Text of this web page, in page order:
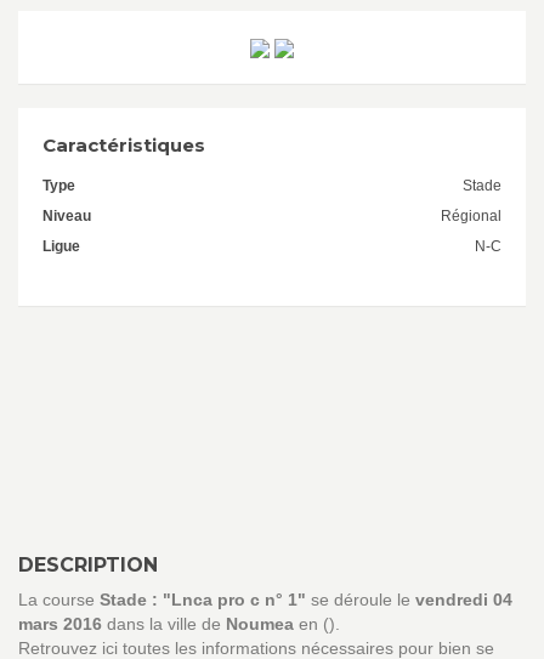
Caractéristiques
Type
Stade
Niveau
Régional
Ligue
N-C
DESCRIPTION
La course Stade : "Lnca pro c n° 1" se déroule le vendredi 04
mars 2016 dans la ville de Noumea en ().
Retrouvez ici toutes les informations nécessaires pour bien se